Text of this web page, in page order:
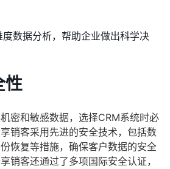
度数据分析，帮助企业做出科学决
性
密和敏感数据，选择CRM系统时必
销客采用先进的安全技术，包括数
恢复等措施，确保客户数据的安全
销客还通过了多项国际安全认证，